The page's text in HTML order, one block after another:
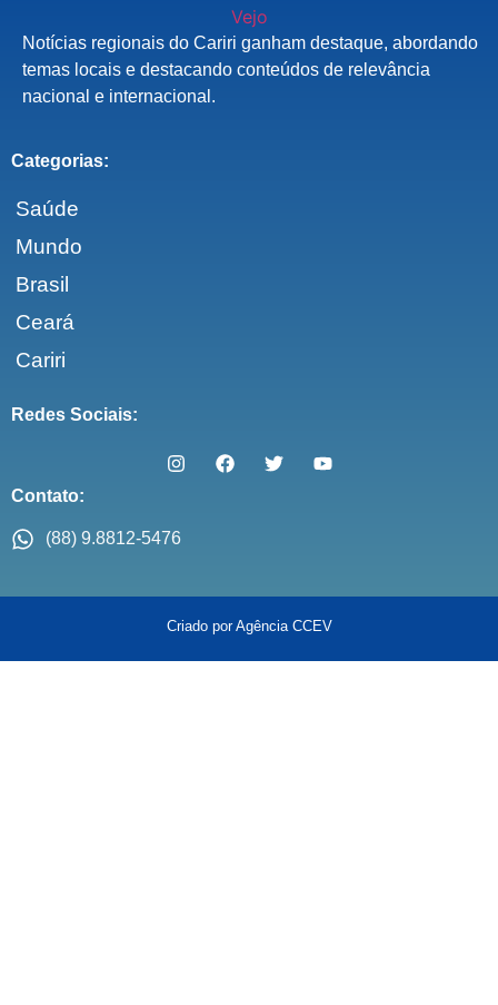
Notícias regionais do Cariri ganham destaque, abordando
temas locais e destacando conteúdos de relevância
nacional e internacional.
Categorias:
Saúde
Mundo
Brasil
Ceará
Cariri
Redes Sociais:
Contato:
(88) 9.8812-5476
Criado por Agência CCEV